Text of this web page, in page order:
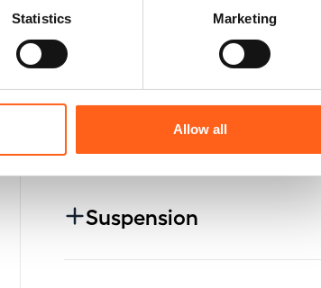
Statistics Marketing
Allow all
Roues & jantes
Suspension